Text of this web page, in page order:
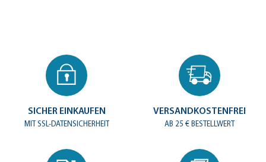
SICHER EINKAUFEN
MIT SSL-DATENSICHERHEIT
VERSANDKOSTENFREI
AB 25 € BESTELLWERT